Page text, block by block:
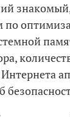
знакомый,
по